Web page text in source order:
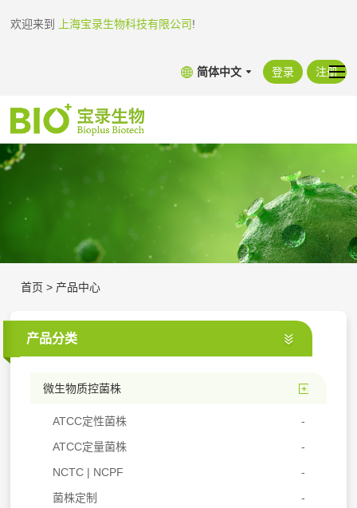
欢迎来到 上海宝录生物科技有限公司!
简体中文 登录 注册
首页 > 产品中心
产品分类
微生物质控菌株
ATCC定性菌株
ATCC定量菌株
NCTC | NCPF
菌株定制